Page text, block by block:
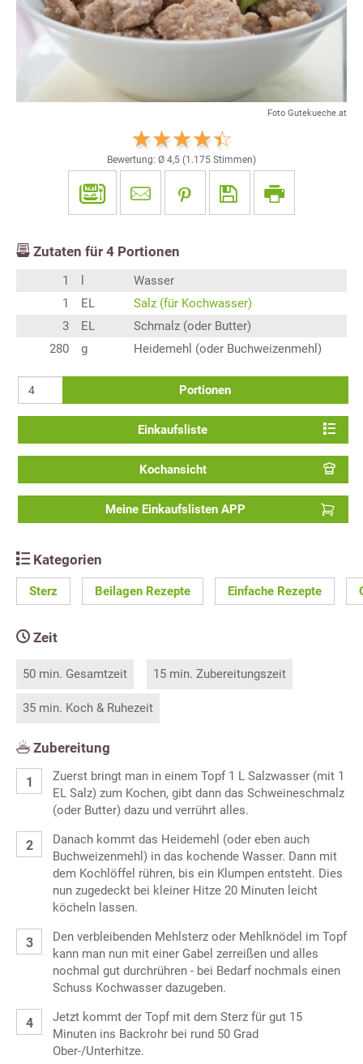
Foto Gutekueche.at
Bewertung: Ø 4,5 (1.175 Stimmen)
Zutaten für 4 Portionen
1
Wasser
1
EL
Salz (für Kochwasser)
3
EL
Schmalz (oder Butter)
280
g Heidemehl (oder Buchweizenmehl)
Portionen
Einkaufsliste
Kochansicht
Meine Einkaufslisten APP
Kategorien
Sterz Beilagen Rezepte Einfache Rezepte
Zeit
50 min. Gesamtzeit 15 min. Zubereitungszeit
35 min. Koch & Ruhezeit
Zubereitung
Zuerst bringt man in einem Topf 1 L Salzwasser (mit 1
EL Salz) zum Kochen, gibt dann das Schweineschmalz
(oder Butter) dazu und verrührt alles.
Danach kommt das Heidemehl (oder eben auch
Buchweizenmehl) in das kochende Wasser. Dann mit
dem Kochlöffel rühren, bis ein Klumpen entsteht. Dies
nun zugedeckt bei kleiner Hitze 20 Minuten leicht
köcheln lassen.
Den verbleibenden Mehlsterz oder Mehlknödel im Topf
kann man nun mit einer Gabel zerreißen und alles
nochmal gut durchrühren - bei Bedarf nochmals einen
Schuss Kochwasser dazugeben.
Jetzt kommt der Topf mit dem Sterz für gut 15
Minuten ins Backrohr bei rund 50 Grad
Ober-/Unterhitze.